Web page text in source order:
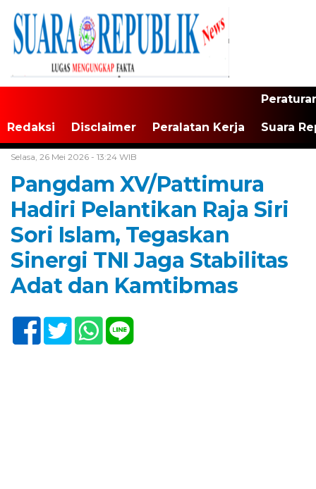
Redaksi Disclaimer Peralatan Kerja Suara
Selasa, 26 Mei 2026 - 13:24 WIB
Pangdam XV/Pattimura
Hadiri Pelantikan Raja Siri
Sori Islam, Tegaskan
Sinergi TNI Jaga Stabilitas
Adat dan Kamtibmas